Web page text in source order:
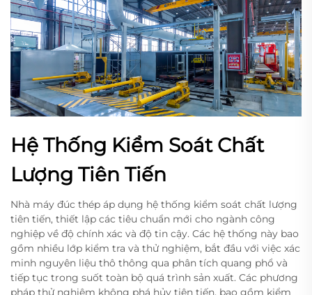
Hệ Thống Kiểm Soát Chất
Lượng Tiên Tiến
Nhà máy đúc thép áp dụng hệ thống kiểm soát chất lượng
tiên tiến, thiết lập các tiêu chuẩn mới cho ngành công
nghiệp về độ chính xác và độ tin cậy. Các hệ thống này bao
gồm nhiều lớp kiểm tra và thử nghiệm, bắt đầu với việc xác
minh nguyên liệu thô thông qua phân tích quang phổ và
tiếp tục trong suốt toàn bộ quá trình sản xuất. Các phương
pháp thử nghiệm không phá hủy tiên tiến, bao gồm kiểm